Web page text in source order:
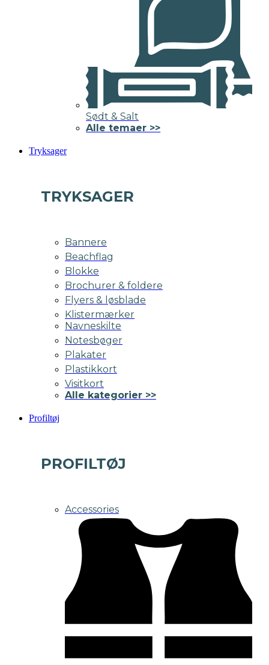
Sødt & Salt
Alle temaer >>
Tryksager
TRYKSAGER
Bannere
Beachflag
Blokke
Brochurer & foldere
Flyers & løsblade
Klistermærker
Navneskilte
Notesbøger
Plakater
Plastikkort
Visitkort
Alle kategorier >>
Profiltøj
PROFILTØJ
Accessories